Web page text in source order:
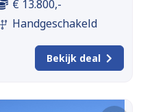
€ 13.800,-
Handgeschakeld
Bekijk deal